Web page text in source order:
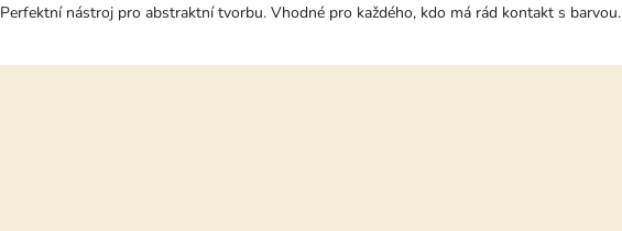
Perfektní nástroj pro abstraktní tvorbu. Vhodné pro každého, kdo má rád kontakt s barvou.